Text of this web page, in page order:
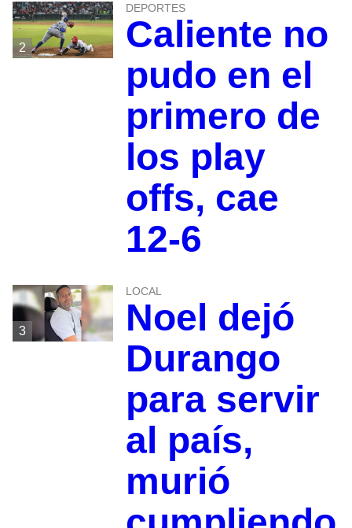
2
DEPORTES
Caliente no
pudo en el
primero de
los play
offs, cae
12-6
3
LOCAL
Noel dejó
Durango
para servir
al país,
murió